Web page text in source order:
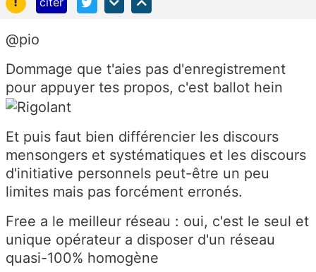
@pio
Dommage que t'aies pas d'enregistrement
pour appuyer tes propos, c'est ballot hein
Et puis faut bien différencier les discours
mensongers et systématiques et les discours
d'initiative personnels peut-être un peu
limites mais pas forcément erronés.
Free a le meilleur réseau : oui, c'est le seul et
unique opérateur a disposer d'un réseau
quasi-100% homogène